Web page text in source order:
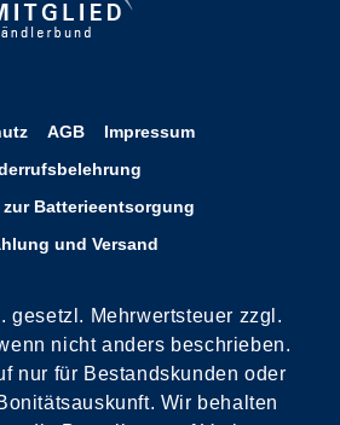
AGB
Impressum
zur Batterieentsorgung
und Versand
gesetzl. Mehrwertsteuer zzgl.
nicht anders beschrieben.
nur für Bestandskunden oder
Wir behalten